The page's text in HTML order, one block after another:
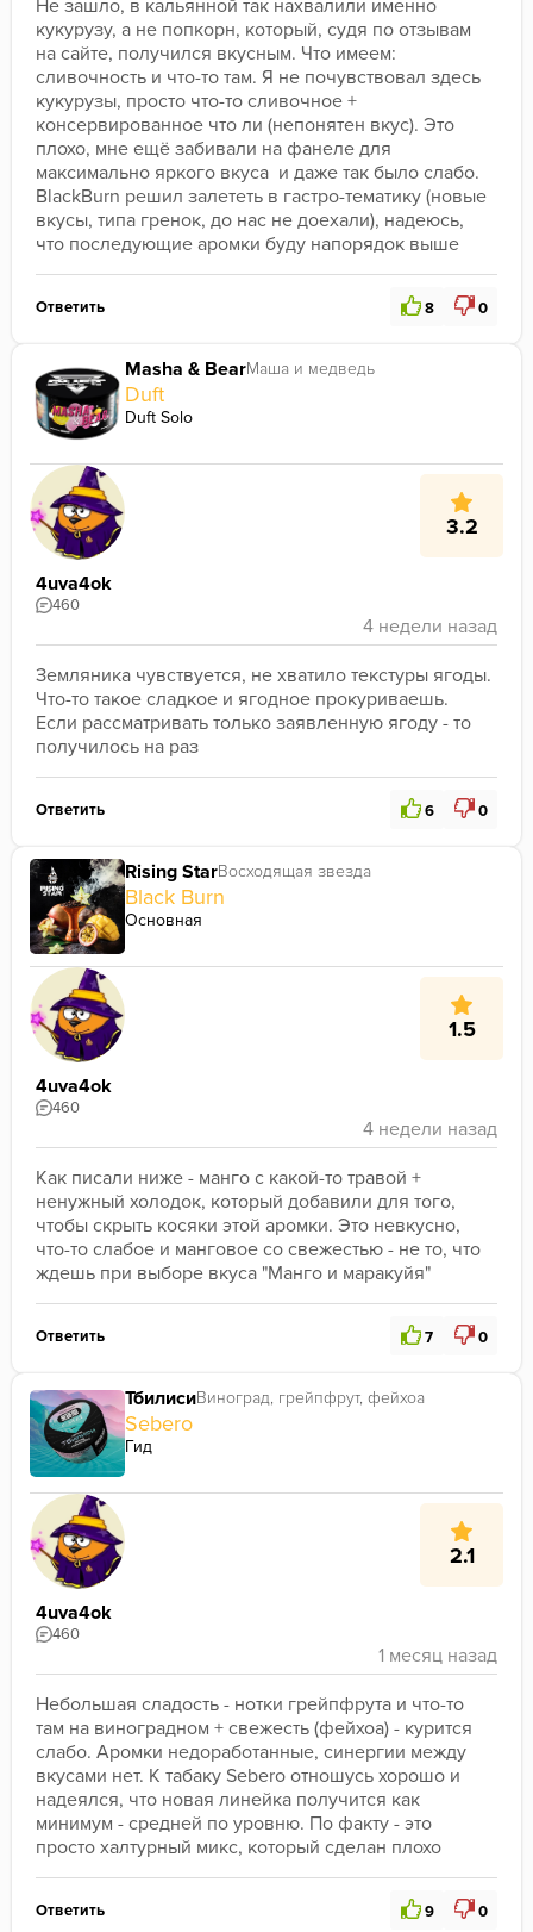
Не зашло, в кальянной так нахвалили именно
кукурузу, а не попкорн, который, судя по отзывам
на сайте, получился вкусным. Что имеем:
сливочность и что-то там. Я не почувствовал здесь
кукурузы, просто что-то сливочное +
консервированное что ли (непонятен вкус). Это
плохо, мне ещё забивали на фанеле для
максимально яркого вкуса  и даже так было слабо.
BlackBurn решил залететь в гастро-тематику (новые
вкусы, типа гренок, до нас не доехали), надеюсь,
что последующие аромки буду напорядок выше
Ответить 8 0
Masha & BearМаша и медведь
Duft
Duft Solo
3.2
4uva4ok
460
Земляника чувствуется, не хватило текстуры ягоды.
Что-то такое сладкое и ягодное прокуриваешь.
Если рассматривать только заявленную ягоду - то
получилось на раз
Ответить 6 0
Rising StarВосходящая звезда
Black Burn
Основная
1.5
4uva4ok
460
Как писали ниже - манго с какой-то травой +
ненужный холодок, который добавили для того,
чтобы скрыть косяки этой аромки. Это невкусно,
что-то слабое и манговое со свежестью - не то, что
ждешь при выборе вкуса "Манго и маракуйя"
Ответить 7 0
ТбилисиВиноград, грейпфрут, фейхоа
Sebero
Гид
2.1
4uva4ok
460
Небольшая сладость - нотки грейпфрута и что-то
там на виноградном + свежесть (фейхоа) - курится
слабо. Аромки недоработанные, синергии между
вкусами нет. К табаку Sebero отношусь хорошо и
надеялся, что новая линейка получится как
минимум - средней по уровню. По факту - это
просто халтурный микс, который сделан плохо
Ответить 9 0